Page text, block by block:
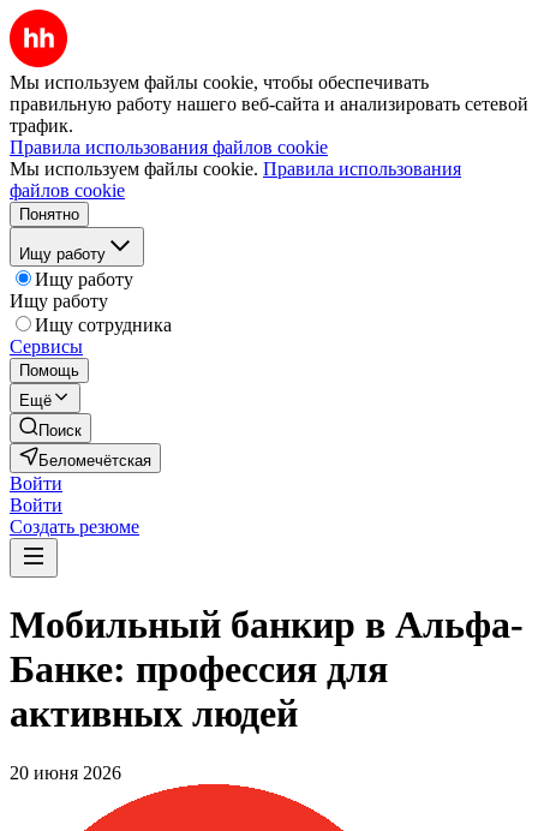
Мы используем файлы cookie, чтобы обеспечивать
правильную работу нашего веб-сайта и анализировать сетевой
трафик.
Правила использования файлов cookie
Мы используем файлы cookie. Правила использования
файлов cookie
Понятно
Ищу работу
Ищу работу
Ищу работу
Ищу сотрудника
Сервисы
Помощь
Ещё
Поиск
Беломечётская
Войти
Войти
Создать резюме
Мобильный банкир в Альфа-
Банке: профессия для
активных людей
20 июня 2026